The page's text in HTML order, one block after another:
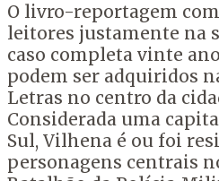
O livro-reportagem
leitores justamente na
caso completa vinte
podem ser adquiridos
Letras no centro da
Considerada uma
Sul, Vilhena é ou foi
personagens centrais